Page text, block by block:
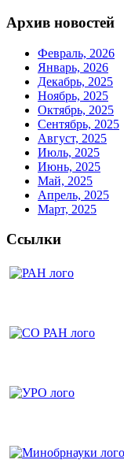
Архив новостей
Февраль, 2026
Январь, 2026
Декабрь, 2025
Ноябрь, 2025
Октябрь, 2025
Сентябрь, 2025
Август, 2025
Июль, 2025
Июнь, 2025
Май, 2025
Апрель, 2025
Март, 2025
Ссылки